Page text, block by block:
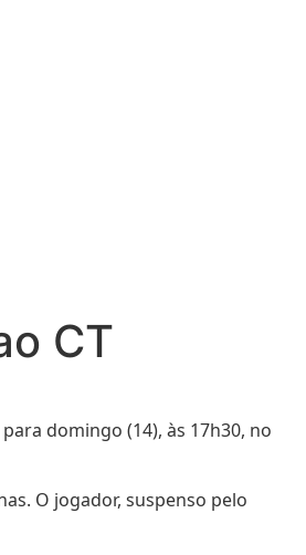
CT
domingo (14), às 17h30, no
O jogador, suspenso pelo